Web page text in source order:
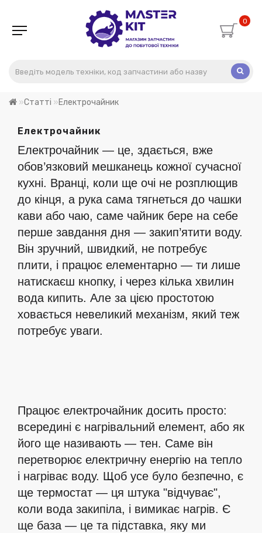
0
Статті Електрочайник
Електрочайник
Електрочайник — це, здається, вже
обов’язковий мешканець кожної сучасної
кухні. Вранці, коли ще очі не розплющив
до кінця, а рука сама тягнеться до чашки
кави або чаю, саме чайник бере на себе
перше завдання дня — закип’ятити воду.
Він зручний, швидкий, не потребує
плити, і працює елементарно — ти лише
натискаєш кнопку, і через кілька хвилин
вода кипить. Але за цією простотою
ховається невеликий механізм, який теж
потребує уваги.
Працює електрочайник досить просто:
всередині є нагрівальний елемент, або як
його ще називають — тен. Саме він
перетворює електричну енергію на тепло
і нагріває воду. Щоб усе було безпечно, є
ще термостат — ця штука "відчуває",
коли вода закипіла, і вимикає нагрів. Є
ще база — це та підставка, яку ми